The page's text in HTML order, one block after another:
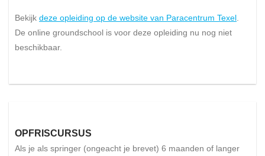
Bekijk deze opleiding op de website van Paracentrum Texel
De online groundschool is voor deze opleiding nu nog niet
beschikbaar.
OPFRISCURSUS
Als je als springer (ongeacht je brevet) 6 maanden of langer